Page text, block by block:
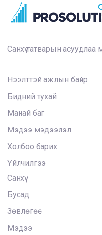
Санхүү татварын
Нээлттэй ажлын байр
Бидний тухай
Манай баг
Мэдээ мэдээлэл
Холбоо барих
Үйлчилгээ
Санхүү
Бусад
Зөвлөгөө
Мэдээ